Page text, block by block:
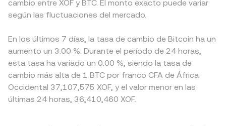
cambio entre XOF y BTC. El monto exacto puede variar
según las fluctuaciones del mercado.
En los últimos 7 días, la tasa de cambio de Bitcoin ha un
aumento un 3.00 %. Durante el período de 24 horas,
esta tasa ha variado un 0.00 %, siendo la tasa de
cambio más alta de 1 BTC por franco CFA de África
Occidental 37,107,575 XOF, y el valor menor en las
últimas 24 horas, 36,410,460 XOF.